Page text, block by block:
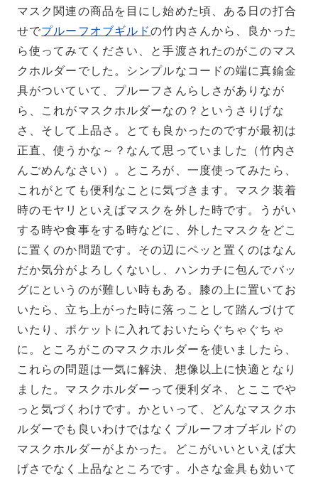
マスク関連の商品を目にし始めた頃、ある日の打合
せでプルーフオブギルドの竹内さんから、良かった
ら使ってみてください、と手渡されたのがこのマス
クホルダーでした。シンプルなコードの端に真鍮金
具がついていて、プルーフさんらしさがありなが
ら、これがマスクホルダーなの？というさりげな
さ、そして上品さ。とても良かったのですが最初は
正直、使うかな～？なんて思っていました（竹内さ
んごめんなさい）。ところが、一度使ってみたら、
これがとても便利なことに気づきます。マスク装着
時のモヤリといえばマスクを外した時です。うがい
する時や食事をする時などに、外したマスクをどこ
に置くのか問題です。その辺にペッと置くのはなん
だか気分がよろしくないし、ハンカチに包んでバッ
グにというのが難しい時もある。膝の上に置いてお
いたら、立ち上がった時に落っことして踏んづけて
いたり、ポケットに入れておいたらぐちゃぐちゃ
に。ところがこのマスクホルダーを使いましたら、
これらの問題は一気に解決、想像以上に快適となり
ました。マスクホルダーって便利ダネ、とここでや
っと気づくわけです。かといって、どんなマスクホ
ルダーでも良いわけではなくプルーフオブギルドの
マスクホルダーがよかった。どこがいいといえば大
げさでなく上品なところです。小さな金具も効いて